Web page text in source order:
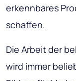
erkennbares
schaffen.
Die Arbeit der
wird immer